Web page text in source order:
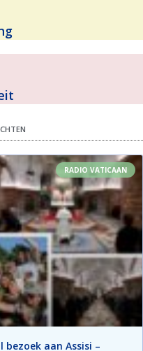
RADIO VATICAAN
aan Assisi –